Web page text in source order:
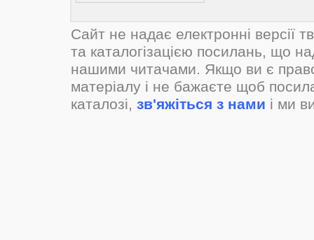
Сайт не надає електронні версії
та каталогізацією посилань, що
нашими читачами. Якщо ви є
матеріалу і не бажаєте щоб
каталозі, зв'яжіться з нами і ми